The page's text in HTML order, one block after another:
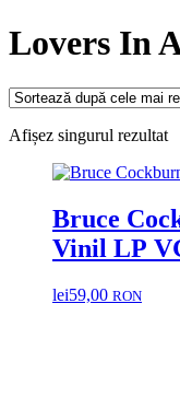
Lovers In
Afișez singurul rezultat
Bruce
Vinil LP
lei59,00 RON